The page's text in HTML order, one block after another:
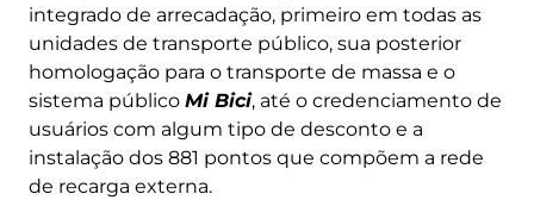
integrado de arrecadação, primeiro em todas as
unidades de transporte público, sua posterior
homologação para o transporte de massa e o
sistema público Mi Bici, até o credenciamento de
usuários com algum tipo de desconto e a
instalação dos 881 pontos que compõem a rede
de recarga externa.